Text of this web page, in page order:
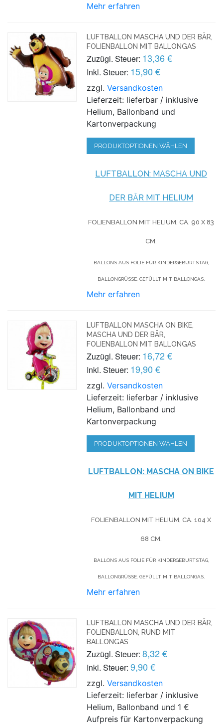
Mehr erfahren
LUFTBALLON MASCHA UND DER BÄR,
FOLIENBALLON MIT BALLONGAS
Zuzügl. Steuer: 13,36 €
Inkl. Steuer: 15,90 €
zzgl.Versandkosten
Lieferzeit: lieferbar / inklusive
Helium, Ballonband und
Kartonverpackung
PRODUKTOPTIONEN WÄHLEN
LUFTBALLON: MASCHA UND
DER BÄR MIT HELIUM
FOLIENBALLON MIT HELIUM, CA. 90 X 83
CM.
BALLONS AUS FOLIE FÜR KINDERGEBURTSTAG,
BALLONGRÜSSE, GEFÜLLT MIT BALLONGAS.
Mehr erfahren
LUFTBALLON MASCHA ON BIKE,
MASCHA UND DER BÄR,
FOLIENBALLON MIT BALLONGAS
Zuzügl. Steuer: 16,72 €
Inkl. Steuer: 19,90 €
zzgl.Versandkosten
Lieferzeit: lieferbar / inklusive
Helium, Ballonband und
Kartonverpackung
PRODUKTOPTIONEN WÄHLEN
LUFTBALLON: MASCHA ON BIKE
MIT HELIUM
FOLIENBALLON MIT HELIUM, CA. 104 X
68 CM.
BALLONS AUS FOLIE FÜR KINDERGEBURTSTAG,
BALLONGRÜSSE, GEFÜLLT MIT BALLONGAS.
Mehr erfahren
LUFTBALLON MASCHA UND DER BÄR,
FOLIENBALLON, RUND MIT
BALLONGAS
Zuzügl. Steuer: 8,32 €
Inkl. Steuer: 9,90 €
zzgl.Versandkosten
Lieferzeit: lieferbar / inklusive
Helium, Ballonband und 1 €
Aufpreis für Kartonverpackung